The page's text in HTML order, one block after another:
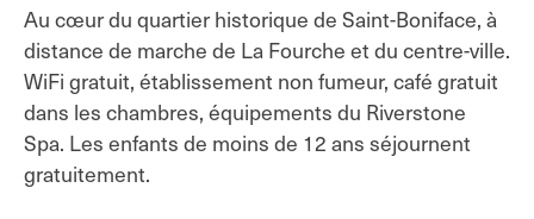
Au cœur du quartier historique de Saint-Boniface, à
distance de marche de La Fourche et du centre-ville.
WiFi gratuit, établissement non fumeur, café gratuit
dans les chambres, équipements du Riverstone
Spa. Les enfants de moins de 12 ans séjournent
gratuitement.